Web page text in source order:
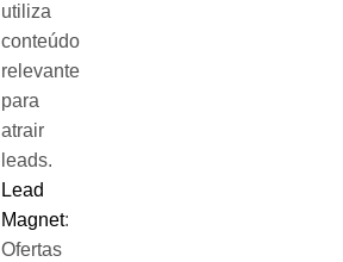
utiliza
conteúdo
relevante
para
atrair
leads.
Lead
Magnet:
Ofertas